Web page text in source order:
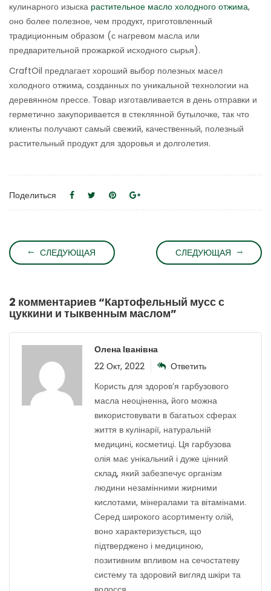
кулинарного изыска растительное масло холодного отжима,
оно более полезное, чем продукт, приготовленный
традиционным образом (с нагревом масла или
предварительной прожаркой исходного сырья).
CraftOil предлагает хороший выбор полезных масел
холодного отжима, созданных по уникальной технологии на
деревянном прессе. Товар изготавливается в день отправки и
герметично закупоривается в стеклянной бутылочке, так что
клиенты получают самый свежий, качественный, полезный
растительный продукт для здоровья и долголетия.
Поделиться
СЛЕДУЮЩАЯ СЛЕДУЮЩАЯ
2 комментариев “Картофельный мусс с
цуккини и тыквенным маслом”
Олена Іванівна
22 Окт, 2022
Ответить
Користь для здоров’я гарбузового
масла неоціненна, його можна
використовувати в багатьох сферах
життя в кулінарії, натуральній
медицині, косметиці. Ця гарбузова
олія має унікальний і дуже цінний
склад, який забезпечує організм
людини незамінними жирними
кислотами, мінералами та вітамінами.
Серед широкого асортименту олій,
воно характеризується, що
підтверджено і медициною,
позитивним впливом на сечостатеву
систему та здоровий вигляд шкіри та